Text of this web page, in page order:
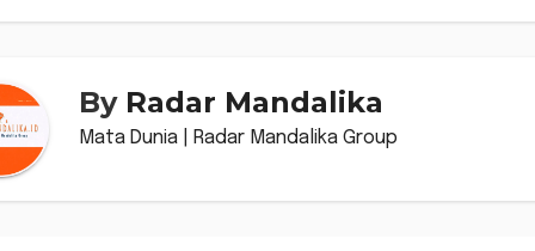
By Radar Mandalika
Mata Dunia | Radar Mandalika Group